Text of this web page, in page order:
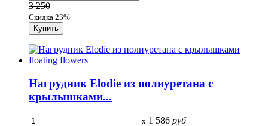
3 250
Скидка 23%
Нагрудник Elodie из полиуретана с
крылышками...
x 1 586 руб